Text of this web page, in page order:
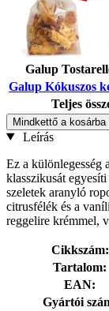
Galup
Galup Kókuszos
Teljes
Mindkettő a kosárba
Leírás
Ez a különlegesség
klasszikusát
szeletek aranyló
citrusfélék és a
reggelire krémmel,
Cikkszám:
Tartalom:
EAN:
Gyártói